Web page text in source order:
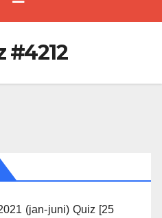
#4212
(jan-juni) Quiz [25